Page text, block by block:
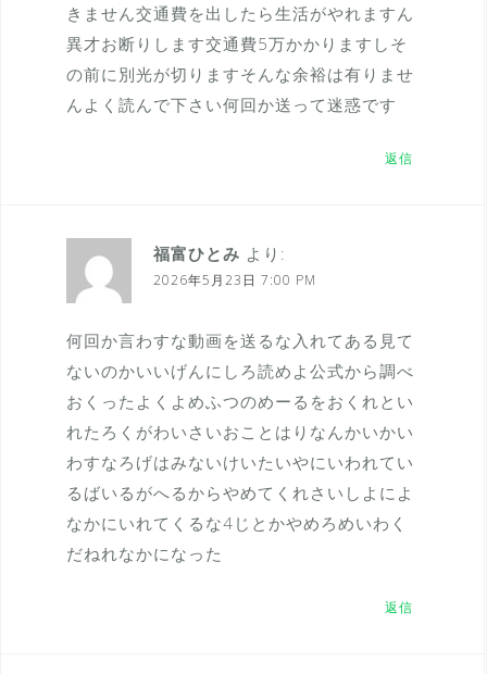
きません交通費を出したら生活がやれますん
異才お断りします交通費5万かかりますしそ
の前に別光が切りますそんな余裕は有りませ
んよく読んで下さい何回か送って迷惑です
返信
福富ひとみ より:
2026年5月23日 7:00 PM
何回か言わすな動画を送るな入れてある見て
ないのかいいげんにしろ読めよ公式から調べ
おくったよくよめふつのめーるをおくれとい
れたろくがわいさいおことはりなんかいかい
わすなろげはみないけいたいやにいわれてい
るばいるがへるからやめてくれさいしよによ
なかにいれてくるな4じとかやめろめいわく
だねれなかになった
返信